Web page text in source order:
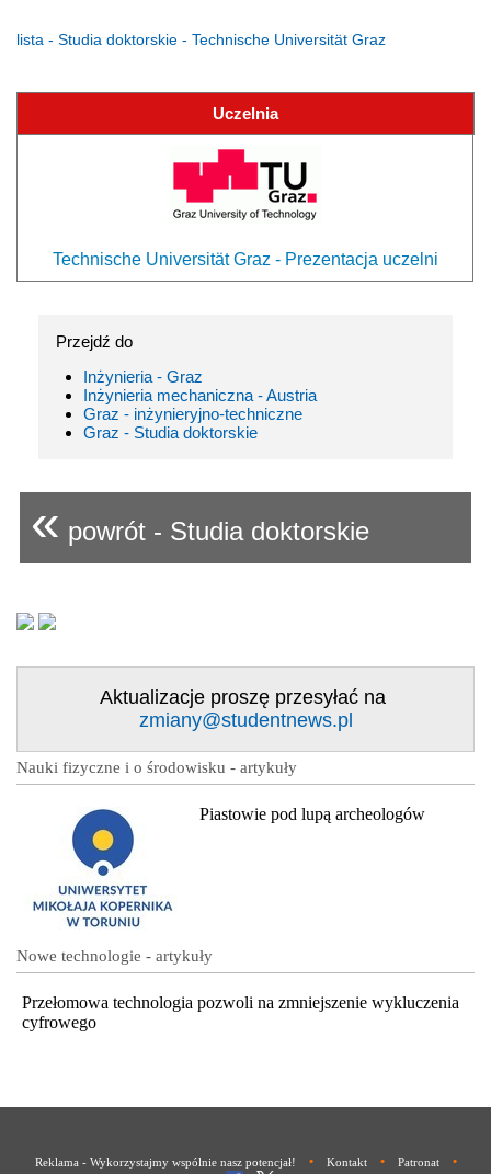
lista - Studia doktorskie - Technische Universität Graz
Uczelnia
Technische Universität Graz - Prezentacja uczelni
Przejdź do
Inżynieria - Graz
Inżynieria mechaniczna - Austria
Graz - inżynieryjno-techniczne
Graz - Studia doktorskie
« powrót - Studia doktorskie
Aktualizacje proszę przesyłać na
zmiany@studentnews.pl
Nauki fizyczne i o środowisku - artykuły
Piastowie pod lupą archeologów
Nowe technologie - artykuły
Przełomowa technologia pozwoli na zmniejszenie wykluczenia
cyfrowego
Reklama - Wykorzystajmy wspólnie nasz potencjał! • Kontakt • Patronat •